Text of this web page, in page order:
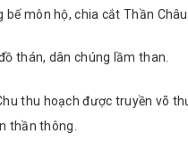
bế môn hộ, chia cắt Thần Châu
thán, dân chúng lầm than.
thu hoạch được truyền võ
thần thông.